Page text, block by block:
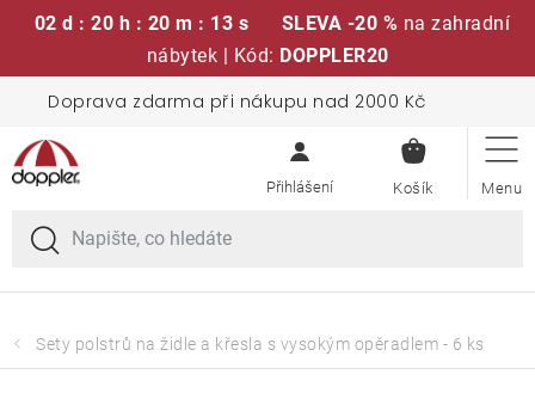
02 d : 20 h : 20 m : 12 s SLEVA -20 % na zahradní
nábytek | Kód: DOPPLER20
obsah
Doprava zdarma při nákupu nad 2000 Kč
KOŠÍK
Sedací soupravy
Slunečníky
Křesla a židle
Sety polstrů na židle a křesla s vysokým opěradlem - 6 ks